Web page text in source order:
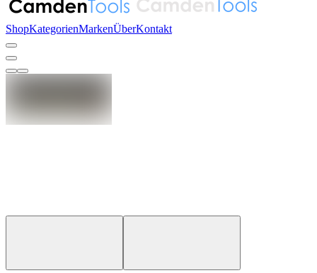
ShopKategorienMarkenÜberKontakt